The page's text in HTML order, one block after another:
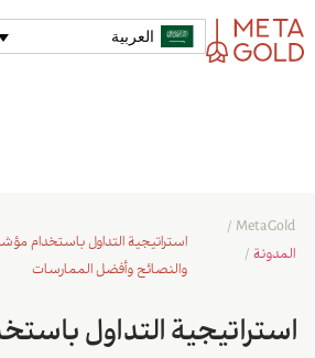
العربية
والنصائح وأفضل الممارسات
MetaGold
/
المدونة /
استراتيجية التداول